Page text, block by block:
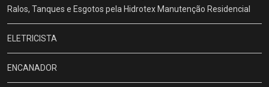
Ralos, Tanques e Esgotos pela Hidrotex Manutenção Residencial
ELETRICISTA
ENCANADOR